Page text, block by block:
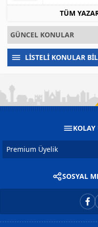
TÜM
GÜNCEL KONULAR
LİSTELİ KONULAR
Premium Üyelik
SOSYAL